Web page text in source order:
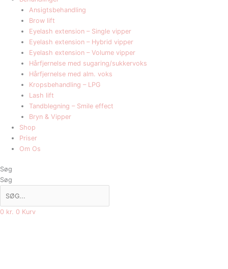
Ansigtsbehandling
Brow lift
Eyelash extension – Single vipper
Eyelash extension – Hybrid vipper
Eyelash extension – Volume vipper
Hårfjernelse med sugaring/sukkervoks
Hårfjernelse med alm. voks
Kropsbehandling – LPG
Lash lift
Tandblegning – Smile effect
Bryn & Vipper
Shop
Priser
Om Os
Søg
Søg
0 kr. 0 Kurv